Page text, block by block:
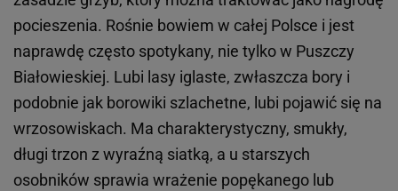
pocieszenia. Rośnie bowiem w całej Polsce i jest
naprawdę często spotykany, nie tylko w Puszczy
Białowieskiej. Lubi lasy iglaste, zwłaszcza bory i
podobnie jak borowiki szlachetne, lubi pojawić się na
wrzosowiskach. Ma charakterystyczny, smukły,
długi trzon z wyraźną siatką, a u starszych
osobników sprawia wrażenie popękanego lub